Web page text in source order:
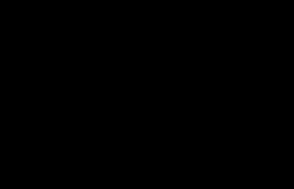
Ventures, Curiosity